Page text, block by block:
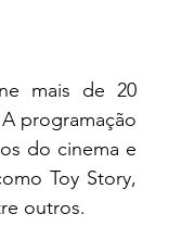
mais de 20
programação
do cinema e
Toy Story,
outros.